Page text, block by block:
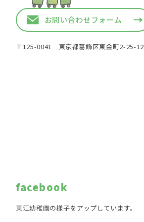
お問い合わせフォーム
〒125-0041 東京都葛飾区東金町2-25-12
facebook
東江幼稚園の様子をアップしています。